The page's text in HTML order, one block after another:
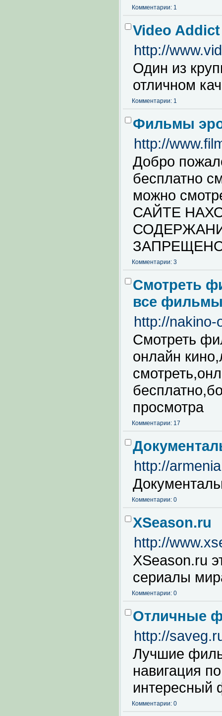
Комментарии: 1
Video Addict
http://
Один из
отличном
Комментарии: 1
Фильмы
http://
Добро
бесплатно
можно
САЙТЕ
Комментарии: 3
Смотреть
все фильмы
http://nakino-
Смотреть
онлайн
просмотра
Комментарии: 17
http://
Комментарии: 0
XSeason.ru
http://
XSeason.ru
сериалы
Комментарии: 0
Отличные
http://
Лучшие
навигация
интересный
Комментарии: 0